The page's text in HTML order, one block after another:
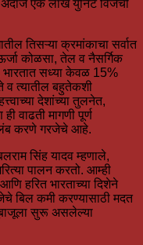
अंदाजे एक लाख युनिट विजेची
तिसऱ्या क्रमांकाचा सर्वात
कोळसा, तेल व नैसर्गिक
भारतात सध्या केवळ 15%
व त्यातील बहुतेकशी
देशांच्या तुलनेत,
वाढती मागणी पूर्ण
करणे गरजेचे आहे.
सिंह यादव म्हणाले,
पालन करतो. आम्ही
हरित भारताच्या दिशेने
बिल कमी करण्यासाठी मदत
सुरू असलेल्या